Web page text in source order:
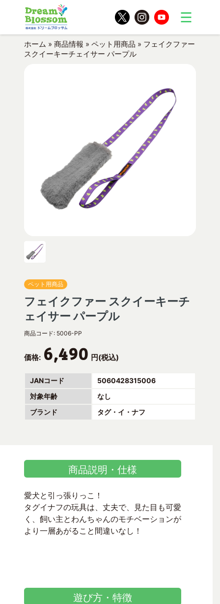
ホーム » 商品情報 » ペット用商品 » フェイクファー
スクイーキーチェイサー パープル
ペット用商品
フェイクファー スクイーキーチ
ェイサー パープル
商品コード: 5006-PP
価格: 6,490 円(税込)
JANコード
5060428315006
対象年齢
なし
ブランド
タグ・イ・ナフ
商品説明・仕様
愛犬と引っ張りっこ！
タグイナフの玩具は、丈夫で、見た目も可愛
く、飼い主とわんちゃんのモチベーションが
より一層あがること間違いなし！
遊び方・特徴